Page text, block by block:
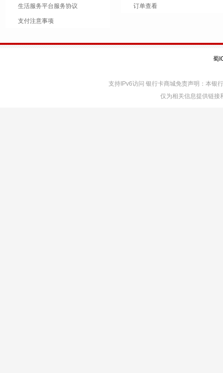
生活服务平台服务协议
支付注意事项
订单查看
蜀
支持IPv6访问 银行卡商城免责声明：本银
仅为相关信息提供链接